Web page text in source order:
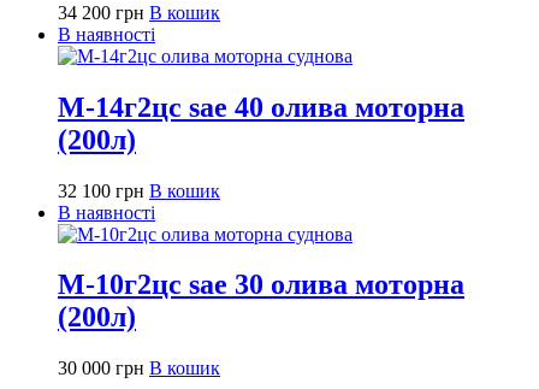
34 200 грн В кошик
В наявності
М-14г2цс sae 40 олива моторна
(200л)
32 100 грн В кошик
В наявності
М-10г2цс sae 30 олива моторна
(200л)
30 000 грн В кошик